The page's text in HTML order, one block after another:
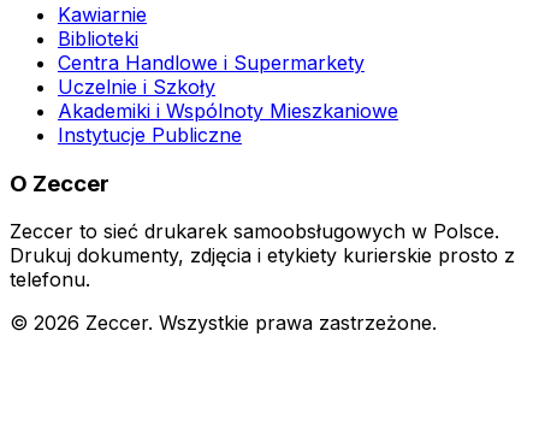
Kawiarnie
Biblioteki
Centra Handlowe i Supermarkety
Uczelnie i Szkoły
Akademiki i Wspólnoty Mieszkaniowe
Instytucje Publiczne
O Zeccer
Zeccer to sieć drukarek samoobsługowych w Polsce.
Drukuj dokumenty, zdjęcia i etykiety kurierskie prosto z
telefonu.
© 2026 Zeccer. Wszystkie prawa zastrzeżone.